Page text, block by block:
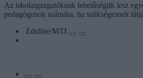
Az iskolaigazgatóknak lehetőségük lesz
pedagógusok számára, ha szükségesnek
Eduline/MTI